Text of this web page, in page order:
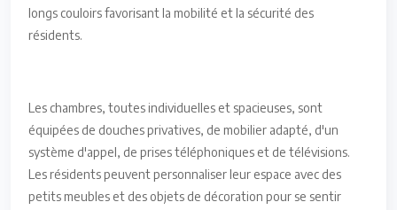
longs couloirs favorisant la mobilité et la sécurité des
résidents.
Les chambres, toutes individuelles et spacieuses, sont
équipées de douches privatives, de mobilier adapté, d'un
système d'appel, de prises téléphoniques et de télévisions.
Les résidents peuvent personnaliser leur espace avec des
petits meubles et des objets de décoration pour se sentir